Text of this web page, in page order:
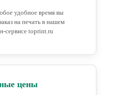
удобное время вы
на печать в нашем
сервисе toprint.ru
цены